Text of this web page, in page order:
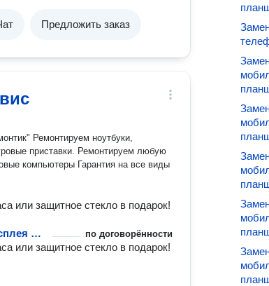
Предложить заказ
Ремонтируем ноутбуки,
приставки. Ремонтируем любую
Гарантия на все виды
или защитное стекло в подарок!
Снятие и установка дисплея в сборе телефона или планшета по договорённости
или защитное стекло в подарок!